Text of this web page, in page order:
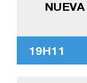
19H11